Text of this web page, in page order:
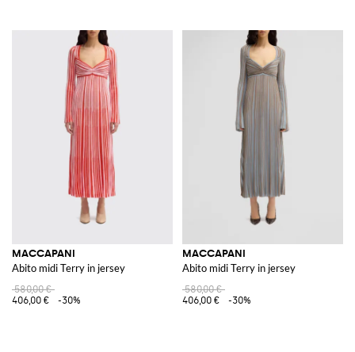
MACCAPANI
Abito midi Terry in jersey
580,00 €
406,00 €
-30%
MACCAPANI
Abito midi Terry in jersey
580,00 €
406,00 €
-30%